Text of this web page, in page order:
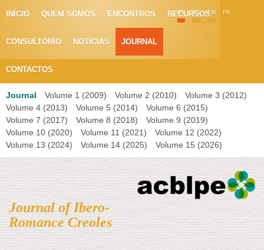
INÍCIO QUEM SOMOS ENCONTROS RECURSOS
CONSULTÓRIO NOTÍCIAS JOURNAL
CONTACTOS
PT ES EN FR
Journal Volume 1 (2009) Volume 2 (2010)
Volume 3 (2012)
Volume 4 (2013)
Volume 5 (2014)
Volume 6 (2015)
Volume 7 (2017)
Volume 8 (2018)
Volume 9 (2019)
Volume 10 (2020)
Volume 11 (2021)
Volume 12 (2022)
Volume 13 (2024)
Volume 14 (2025) Volume 15 (2026)
Journal of Ibero-
Romance Creoles